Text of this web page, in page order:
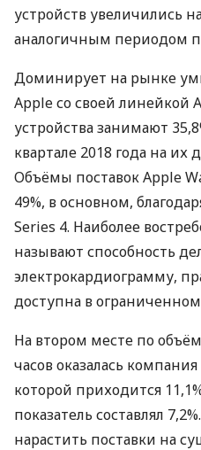
устройств увеличились
аналогичным периодом
Доминирует на рынке
Apple со своей линейкой
устройства занимают
квартале 2018 года на их
Объёмы поставок Apple
49%, в основном,
Series 4. Наиболее
называют способность
электрокардиограмму,
доступна в
На втором месте по
часов оказалась
которой приходится
показатель составлял
нарастить поставки на